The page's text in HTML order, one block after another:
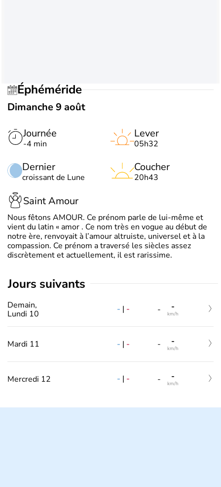
Éphéméride
Dimanche 9 août
Journée
-4 min
Dernier
croissant de Lune
Lever
05h32
Coucher
20h43
Saint Amour
Nous fêtons AMOUR. Ce prénom parle de lui-même et
vient du latin « amor . Ce nom très en vogue au début de
notre ère, renvoyait à l’amour altruiste, universel et à la
compassion. Ce prénom a traversé les siècles assez
discrètement et actuellement, il est rarissime.
jours suivants
Demain,
Lundi 10
- | - - -
km/h
Mardi 11 - | - - -
km/h
Mercredi 12 - | - - -
km/h